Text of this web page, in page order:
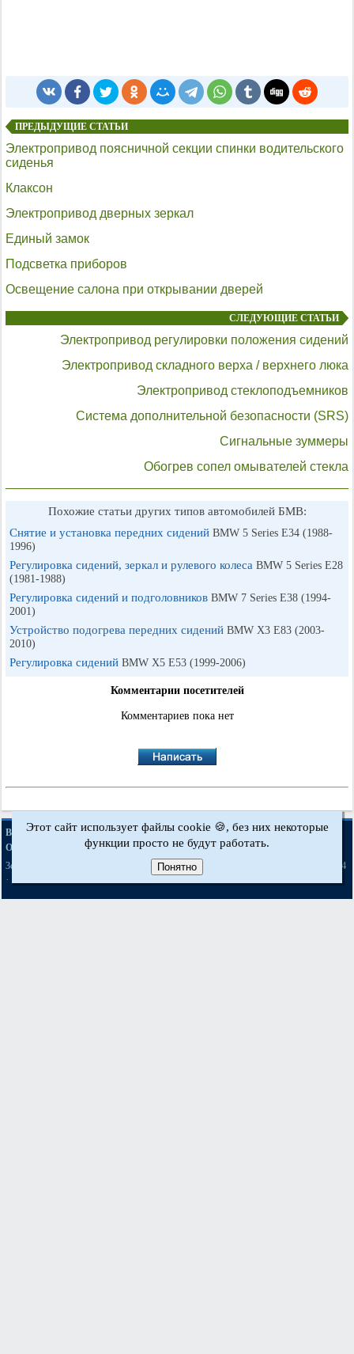
ПРЕДЫДУЩИЕ СТАТЬИ
Электропривод поясничной секции спинки водительского
сиденья
Клаксон
Электропривод дверных зеркал
Единый замок
Подсветка приборов
Освещение салона при открывании дверей
СЛЕДУЮЩИЕ СТАТЬИ
Электропривод регулировки положения сидений
Электропривод складного верха / верхнего люка
Электропривод стеклоподъемников
Система дополнительной безопасности (SRS)
Сигнальные зуммеры
Обогрев сопел омывателей стекла
Похожие статьи других типов автомобилей БМВ:
Снятие и установка передних сидений BMW 5 Series E34 (1988-
1996)
Регулировка сидений, зеркал и рулевого колеса BMW 5 Series E28
(1981-1988)
Регулировка сидений и подголовников BMW 7 Series E38 (1994-
2001)
Устройство подогрева передних сидений BMW X3 E83 (2003-
2010)
Регулировка сидений BMW X5 E53 (1999-2006)
Комментарии посетителей
Комментариев пока нет
BMWman.ru © 2017-2026·Полная версия·Новости и статьи ·Карта сайта
Обратная связь
Поиск по сайту
3er E21
[бензин]· 5er E34
·
Этот сайт использует файлы cookie 🍪, без них некоторые
функции просто не будут работать.
Понятно